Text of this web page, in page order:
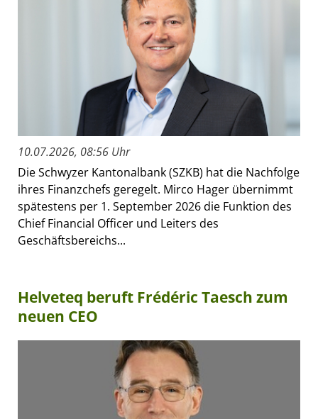
10.07.2026, 08:56 Uhr
Die Schwyzer Kantonalbank (SZKB) hat die Nachfolge
ihres Finanzchefs geregelt. Mirco Hager übernimmt
spätestens per 1. September 2026 die Funktion des
Chief Financial Officer und Leiters des
Geschäftsbereichs...
Helveteq beruft Frédéric Taesch zum
neuen CEO